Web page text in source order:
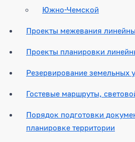
Южно-Чемской
Проекты межевания
Проекты планировки
Резервирование земельных
Гостевые маршруты,
Порядок подготовки
планировке территории